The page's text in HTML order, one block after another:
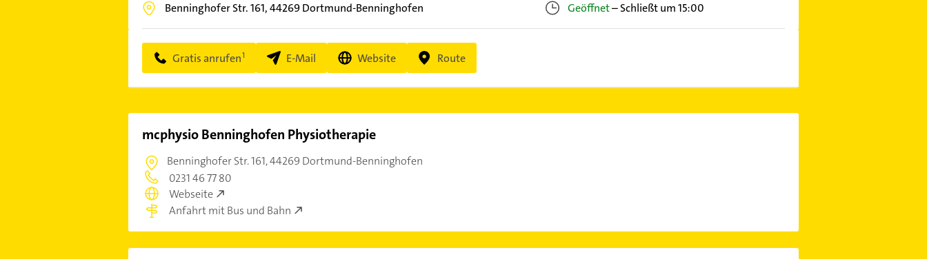
Benninghofer Str. 161,44269Dortmund-Benninghofen Geöffnet– Schließt um 15:00
Gratis anrufen E-Mail Website Route
mcphysio Benninghofen Physiotherapie
Benninghofer Str. 161,44269 Dortmund-Benninghofen
0231 46 77 80
Webseite
Anfahrt mit Bus und Bahn